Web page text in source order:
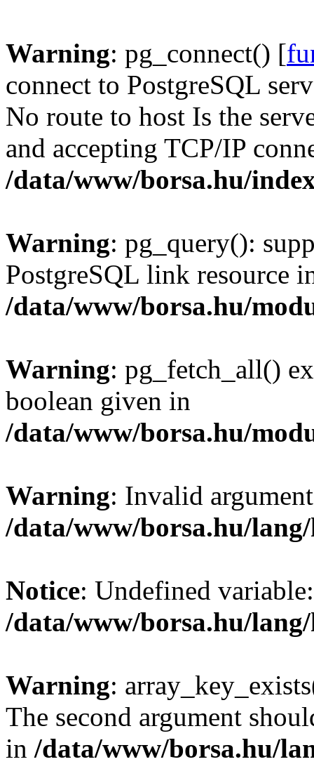
Warning: pg_connect() [
connect to PostgreSQL
No route to host Is the
and accepting TCP/IP
/data/www/borsa.hu/
Warning: pg_query():
PostgreSQL link resource
/data/www/borsa.hu/
Warning: pg_fetch_all()
boolean given in
/data/www/borsa.hu/
Warning: Invalid
/data/www/borsa.hu/
Notice: Undefined
/data/www/borsa.hu/
Warning:
The second argument
in /data/www/borsa.hu/